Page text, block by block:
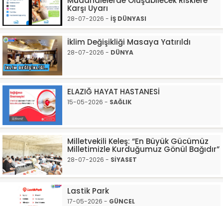
Karşı Uyarı
28-07-2026 - İŞ DÜNYASI
İklim Değişikliği Masaya Yatırıldı
28-07-2026 - DÜNYA
ELAZIĞ HAYAT HASTANESİ
15-05-2026 - SAĞLIK
Milletvekili Keleş: “En Büyük Gücümüz
Milletimizle Kurduğumuz Gönül Bağıdır”
28-07-2026 - SİYASET
Lastik Park
17-05-2026 - GÜNCEL